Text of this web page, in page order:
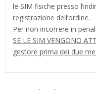
le SIM fisiche presso
registrazione dell’ordine.
Per non incorrere in
SE LE SIM VENGONO
gestore prima dei due